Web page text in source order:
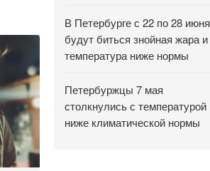
В Петербурге с 22 по 28 июня
будут биться знойная жара и
температура ниже нормы
Петербуржцы 7 мая
столкнулись с температурой
ниже климатической нормы